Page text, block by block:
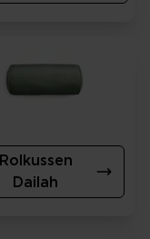
Rolkussen
Dailah